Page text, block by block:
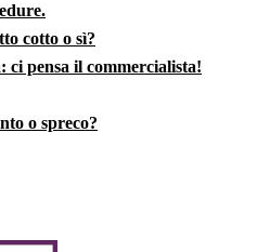
cotto o sì?
ci pensa il commercialista!
o spreco?